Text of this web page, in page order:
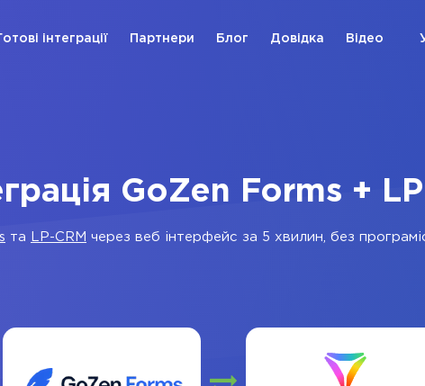
інтеграції Партнери Блог Довідка Відео
GoZen Forms +
та LP-CRM через веб інтерфейс за 5 хвилин, без